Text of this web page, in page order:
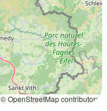
© OpenStreetMap contributors